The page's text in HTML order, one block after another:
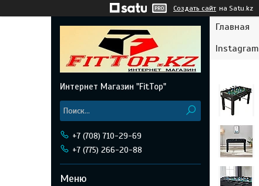
Создать сайт на Satu.kz
Главная
Instagram
Интернет Магазин "FitTop"
+7 (708) 710-29-69
+7 (775) 266-20-88